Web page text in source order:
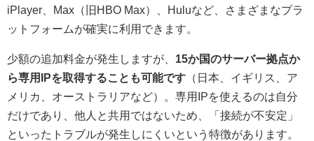
iPlayer、Max（旧HBO Max）、Huluなど、さまざまなプラ
ットフォームが確実に利用できます。
少額の追加料金が発生しますが、 15か国のサーバー拠点か
ら専用IPを取得することも可能です （日本、イギリス、ア
メリカ、オーストラリアなど）。専用IPを使えるのは自分
だけであり、他人と共用ではないため、「接続が不安定」
といったトラブルが発生しにくいという特徴があります。